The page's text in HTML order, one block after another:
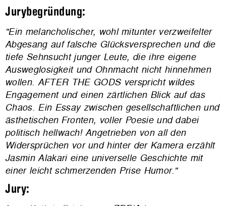
Jurybegründung:
"Ein melancholischer, wohl mitunter verzweifelter
Abgesang auf falsche Glücksversprechen und die
tiefe Sehnsucht junger Leute, die ihre eigene
Ausweglosigkeit und Ohnmacht nicht hinnehmen
wollen. AFTER THE GODS verspricht wildes
Engagement und einen zärtlichen Blick auf das
Chaos. Ein Essay zwischen gesellschaftlichen und
ästhetischen Fronten, voller Poesie und dabei
politisch hellwach! Angetrieben von all den
Widersprüchen vor und hinter der Kamera erzählt
Jasmin Alakari eine universelle Geschichte mit
einer leicht schmerzenden Prise Humor."
Jury: